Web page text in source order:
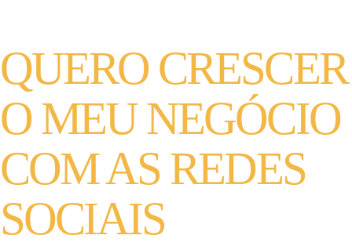
QUERO CRESCER
O MEU NEGÓCIO
COM AS REDES
SOCIAIS